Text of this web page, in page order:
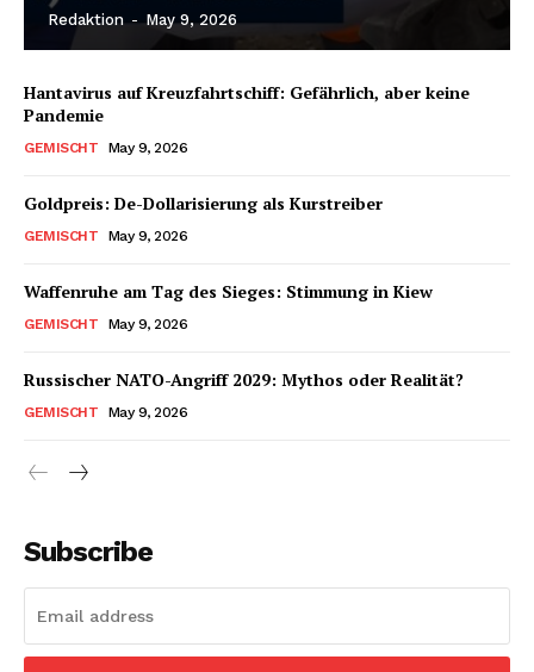
Redaktion - May 9, 2026
Hantavirus auf Kreuzfahrtschiff: Gefährlich, aber keine
Pandemie
GEMISCHT May 9, 2026
Goldpreis: De-Dollarisierung als Kurstreiber
GEMISCHT May 9, 2026
Waffenruhe am Tag des Sieges: Stimmung in Kiew
GEMISCHT May 9, 2026
Russischer NATO-Angriff 2029: Mythos oder Realität?
GEMISCHT May 9, 2026
Subscribe